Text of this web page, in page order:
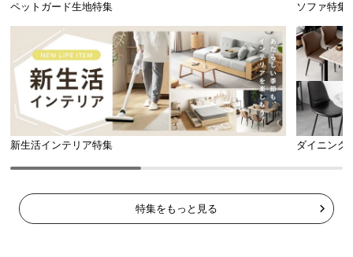
ペットガード生地特集 ソファ特集
新生活インテリア特集 ダイニング
特集をもっと見る